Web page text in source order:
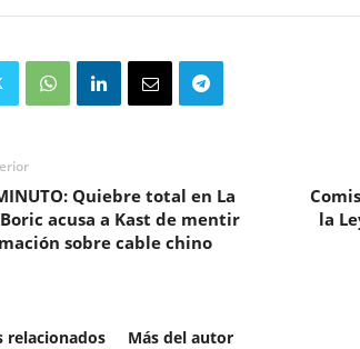
Quiebre total en La
acusa a Kast de mentir
sobre cable chino
la
relacionados Más del autor